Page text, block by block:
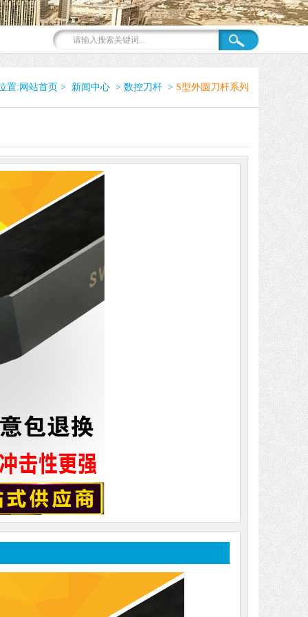
置: 网站首页 > 新闻中心 > 数控刀杆 > S型外圆刀杆系列